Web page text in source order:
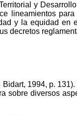
y
lineamientos
y la equidad en
decretos
1994, p.
sobre diversos